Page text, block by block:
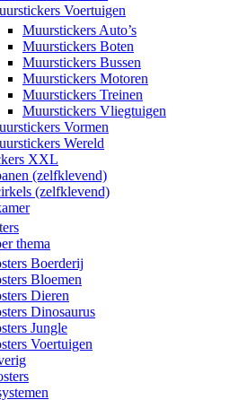
Voertuigen
Muurstickers Auto’s
Muurstickers Boten
Muurstickers Bussen
Muurstickers Motoren
Muurstickers Treinen
Muurstickers Vliegtuigen
Vormen
Wereld
XXL
(zelfklevend)
(zelfklevend)
thema
Boerderij
Bloemen
Dieren
Dinosaurus
Jungle
Voertuigen